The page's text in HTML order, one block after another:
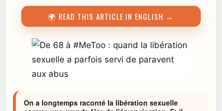
🌍 READ THIS ARTICLE IN ENGLISH →
On a longtemps raconté la libération sexuelle